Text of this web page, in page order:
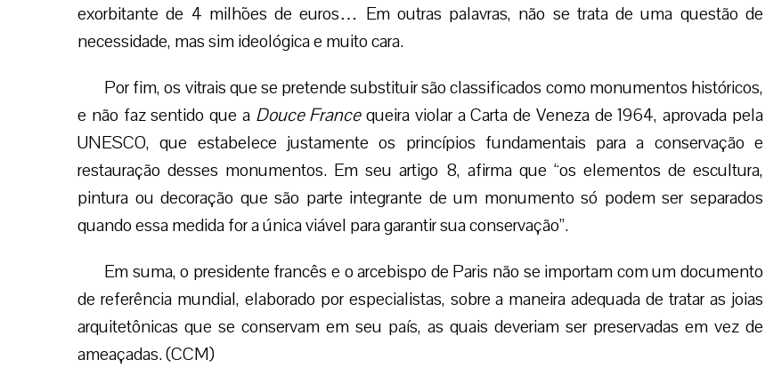
exorbitante de 4 milhões de euros… Em outras palavras, não se trata de uma questão de
necessidade, mas sim ideológica e muito cara.
Por fim, os vitrais que se pretende substituir são classificados como monumentos históricos,
e não faz sentido que a Douce Francequeira violar a Carta de Veneza de 1964, aprovada pela
UNESCO, que estabelece justamente os princípios fundamentais para a conservação e
restauração desses monumentos. Em seu artigo 8, afirma que “os elementos de escultura,
pintura ou decoração que são parte integrante de um monumento só podem ser separados
quando essa medida for a única viável para garantir sua conservação”.
Em suma, o presidente francês e o arcebispo de Paris não se importam com um documento
de referência mundial, elaborado por especialistas, sobre a maneira adequada de tratar as joias
arquitetônicas que se conservam em seu país, as quais deveriam ser preservadas em vez de
ameaçadas. (CCM)